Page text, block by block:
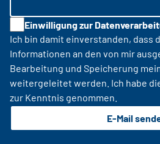
Einwilligung zur
Ich bin damit einverstanden, dass
Informationen an den von mir
Bearbeitung und Speicherung
weitergeleitet werden. Ich habe
zur Kenntnis genommen.
E-Mail